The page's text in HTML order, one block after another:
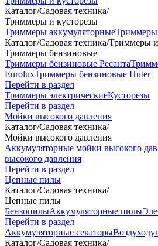
Каталог/Садовая техника/
Триммеры и кусторезы
Триммеры аккумуляторныеТриммеры
Каталог/Садовая техника/Триммеры и
Триммеры бензиновые
Триммеры бензиновые Ресанта
EuroluxТриммеры бензиновые Huter
Перейти в раздел
Триммеры электрическиеКусторезы
Перейти в раздел
Мойки высокого давления
Каталог/Садовая техника/
Мойки высокого давления
Аккумуляторные мойки высокого
высокого давления
Перейти в раздел
Цепные пилы
Каталог/Садовая техника/
Цепные пилы
БензопилыАккумуляторные пилы
Перейти в раздел
Аккумуляторные секаторы
Каталог/Садовая техника/